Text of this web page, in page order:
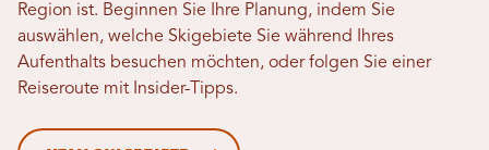
Region ist. Beginnen Sie Ihre Planung, indem Sie
auswählen, welche Skigebiete Sie während Ihres
Aufenthalts besuchen möchten, oder folgen Sie einer
Reiseroute mit Insider-Tipps.